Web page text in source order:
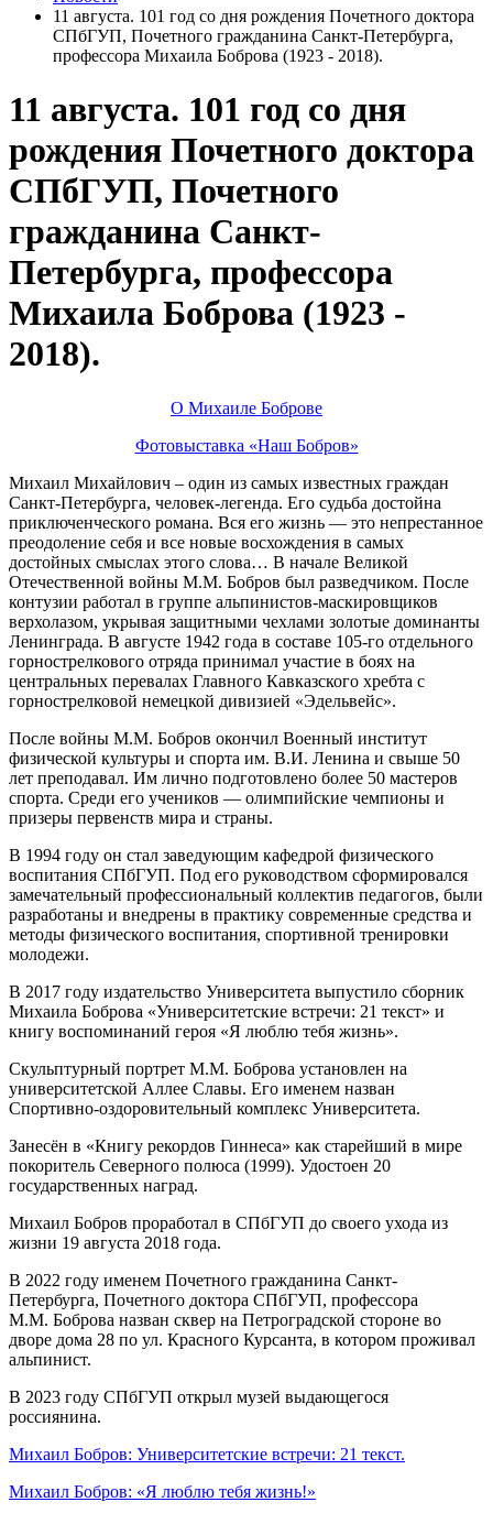
11 августа. 101 год со дня рождения Почетного доктора
СПбГУП, Почетного гражданина Санкт-Петербурга,
профессора Михаила Боброва (1923 - 2018).
11 августа. 101 год со дня
рождения Почетного доктора
СПбГУП, Почетного
гражданина Санкт-
Петербурга, профессора
Михаила Боброва (1923 -
2018).
О Михаиле Боброве
Фотовыставка «Наш Бобров»
Михаил Михайлович – один из самых известных граждан
Санкт-Петербурга, человек-легенда. Его судьба достойна
приключенческого романа. Вся его жизнь — это непрестанное
преодоление себя и все новые восхождения в самых
достойных смыслах этого слова… В начале Великой
Отечественной войны М.М. Бобров был разведчиком. После
контузии работал в группе альпинистов-маскировщиков
верхолазом, укрывая защитными чехлами золотые доминанты
Ленинграда. В августе 1942 года в составе 105-го отдельного
горнострелкового отряда принимал участие в боях на
центральных перевалах Главного Кавказского хребта с
горнострелковой немецкой дивизией «Эдельвейс».
После войны М.М. Бобров окончил Военный институт
физической культуры и спорта им. В.И. Ленина и свыше 50
лет преподавал. Им лично подготовлено более 50 мастеров
спорта. Среди его учеников — олимпийские чемпионы и
призеры первенств мира и страны.
В 1994 году он стал заведующим кафедрой физического
воспитания СПбГУП. Под его руководством сформировался
замечательный профессиональный коллектив педагогов, были
разработаны и внедрены в практику современные средства и
методы физического воспитания, спортивной тренировки
молодежи.
В 2017 году издательство Университета выпустило сборник
Михаила Боброва «Университетские встречи: 21 текст» и
книгу воспоминаний героя «Я люблю тебя жизнь».
Скульптурный портрет М.М. Боброва установлен на
университетской Аллее Славы. Его именем назван
Спортивно-оздоровительный комплекс Университета.
Занесён в «Книгу рекордов Гиннеса» как старейший в мире
покоритель Северного полюса (1999). Удостоен 20
государственных наград.
Михаил Бобров проработал в СПбГУП до своего ухода из
жизни 19 августа 2018 года.
В 2022 году именем Почетного гражданина Санкт-
Петербурга, Почетного доктора СПбГУП, профессора
М.М. Боброва назван сквер на Петроградской стороне во
дворе дома 28 по ул. Красного Курсанта, в котором проживал
альпинист.
В 2023 году СПбГУП открыл музей выдающегося
россиянина.
Михаил Бобров: Университетские встречи: 21 текст.
Михаил Бобров: «Я люблю тебя жизнь!»